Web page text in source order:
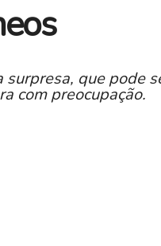
que pode
com preocupação.